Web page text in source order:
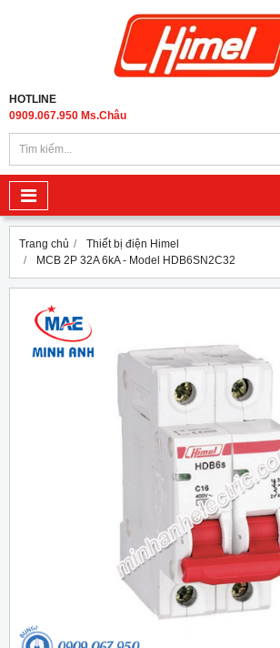
HOTLINE
0909.067.950 Ms.Châu
Trang chủ
Thiết bị điện Himel
MCB 2P 32A 6kA - Model HDB6SN2C32